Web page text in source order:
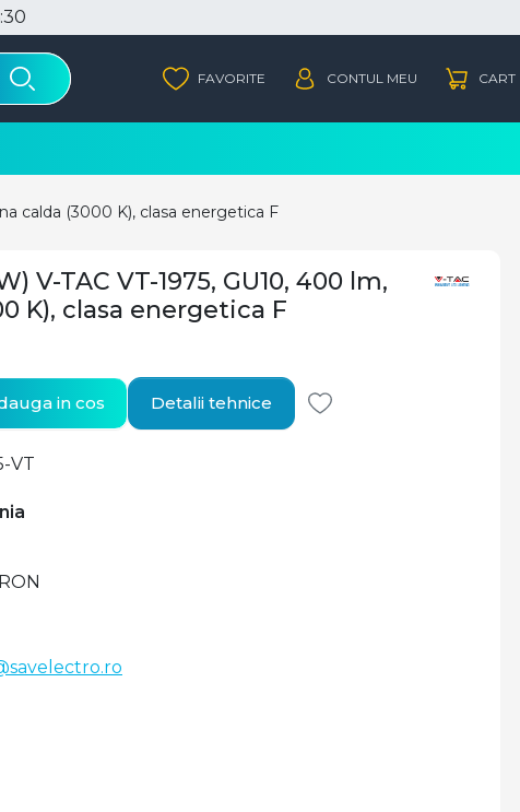
calda (3000 K), clasa energetica F
V-TAC VT-1975, GU10, 400 lm,
K), clasa energetica F
VT
RON
in cos Detalii tehnice